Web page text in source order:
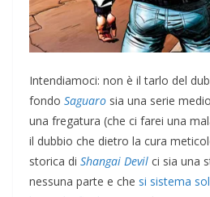
Intendiamoci: non è il tarlo del
fondo Saguaro sia una serie
una fregatura (che ci farei una
il dubbio che dietro la cura
storica di Shangai Devil ci sia una
nessuna parte e che si sistema